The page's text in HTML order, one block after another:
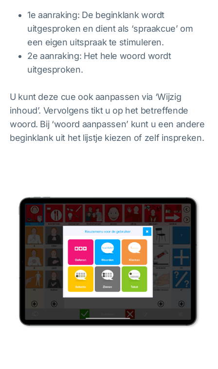
1e aanraking: De beginklank wordt
uitgesproken en dient als ‘spraakcue’ om
een eigen uitspraak te stimuleren.
2e aanraking: Het hele woord wordt
uitgesproken.
U kunt deze cue ook aanpassen via ‘Wijzig
inhoud’. Vervolgens tikt u op het betreffende
woord. Bij ‘woord aanpassen’ kunt u een andere
beginklank uit het lijstje kiezen of zelf inspreken.